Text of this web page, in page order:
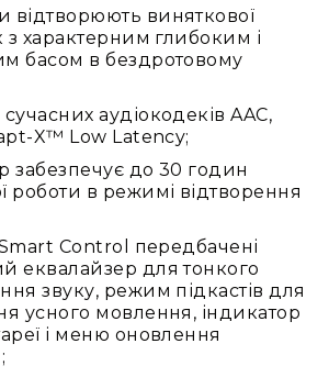
Спікерфони
Конференційні
системи
Бари
Системи
синхронного
перекладу
екскурсійні
системи
Системи
службового
зв'язку
відтворюють виняткової
з характерним глибоким і
басом в бездротовому
аудіокодеків AAC,
X™ Low Latency;
забезпечує до 30 годин
роботи в режимі відтворення
Control передбачені
еквалайзер для тонкого
звуку, режим підкастів для
усного мовлення, індикатор
і меню оновлення